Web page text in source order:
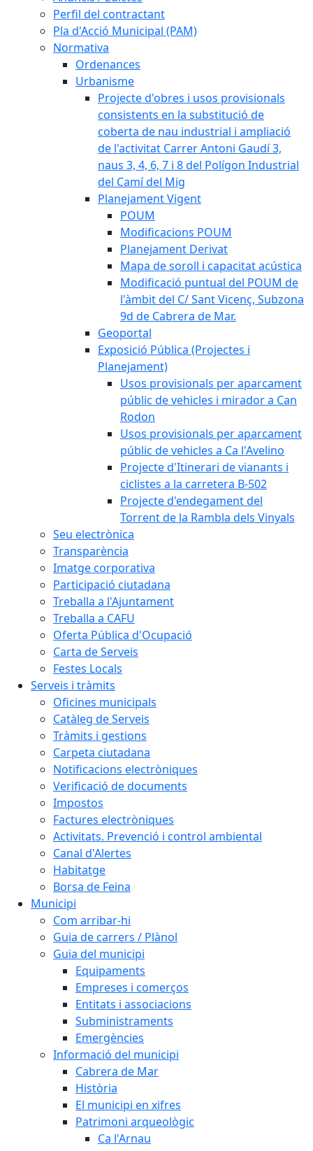
Perfil del contractant
Pla d'Acció Municipal (PAM)
Normativa
Ordenances
Urbanisme
Projecte d'obres i usos provisionals
consistents en la substitució de
coberta de nau industrial i ampliació
de l'activitat Carrer Antoni Gaudí 3,
naus 3, 4, 6, 7 i 8 del Polígon Industrial
del Camí del Mig
Planejament Vigent
POUM
Modificacions POUM
Planejament Derivat
Mapa de soroll i capacitat acústica
Modificació puntual del POUM de
l'àmbit del C/ Sant Vicenç, Subzona
9d de Cabrera de Mar.
Geoportal
Exposició Pública (Projectes i
Planejament)
Usos provisionals per aparcament
públic de vehicles i mirador a Can
Rodon
Usos provisionals per aparcament
públic de vehicles a Ca l'Avelino
Projecte d'Itinerari de vianants i
ciclistes a la carretera B-502
Projecte d'endegament del
Torrent de la Rambla dels Vinyals
Seu electrònica
Transparència
Imatge corporativa
Participació ciutadana
Treballa a l'Ajuntament
Treballa a CAFU
Oferta Pública d'Ocupació
Carta de Serveis
Festes Locals
Serveis i tràmits
Oficines municipals
Catàleg de Serveis
Tràmits i gestions
Carpeta ciutadana
Notificacions electròniques
Verificació de documents
Impostos
Factures electròniques
Activitats. Prevenció i control ambiental
Canal d'Alertes
Habitatge
Borsa de Feina
Municipi
Com arribar-hi
Guia de carrers / Plànol
Guia del municipi
Equipaments
Empreses i comerços
Entitats i associacions
Subministraments
Emergències
Informació del municipi
Cabrera de Mar
Història
El municipi en xifres
Patrimoni arqueològic
Ca l'Arnau